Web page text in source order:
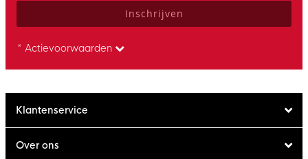
Inschrijven
* Actievoorwaarden
Klantenservice
Over ons